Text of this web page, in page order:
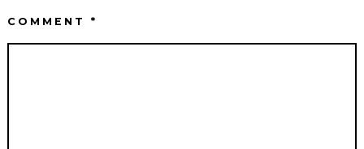
COMMENT*